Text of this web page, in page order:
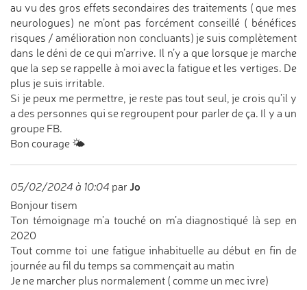
au vu des gros effets secondaires des traitements ( que mes
neurologues) ne m’ont pas forcément conseillé ( bénéfices
risques / amélioration non concluants) je suis complètement
dans le déni de ce qui m’arrive. Il n’y a que lorsque je marche
que la sep se rappelle à moi avec la fatigue et les vertiges. De
plus je suis irritable.
Si je peux me permettre, je reste pas tout seul, je crois qu’il y
a des personnes qui se regroupent pour parler de ça. Il y a un
groupe FB.
Bon courage 🌤️
05/02/2024 à 10:04 par Jo
Bonjour tisem
Ton témoignage m’a touché on m’a diagnostiqué là sep en
2020
Tout comme toi une fatigue inhabituelle au début en fin de
journée au fil du temps sa commençait au matin
Je ne marcher plus normalement ( comme un mec ivre)